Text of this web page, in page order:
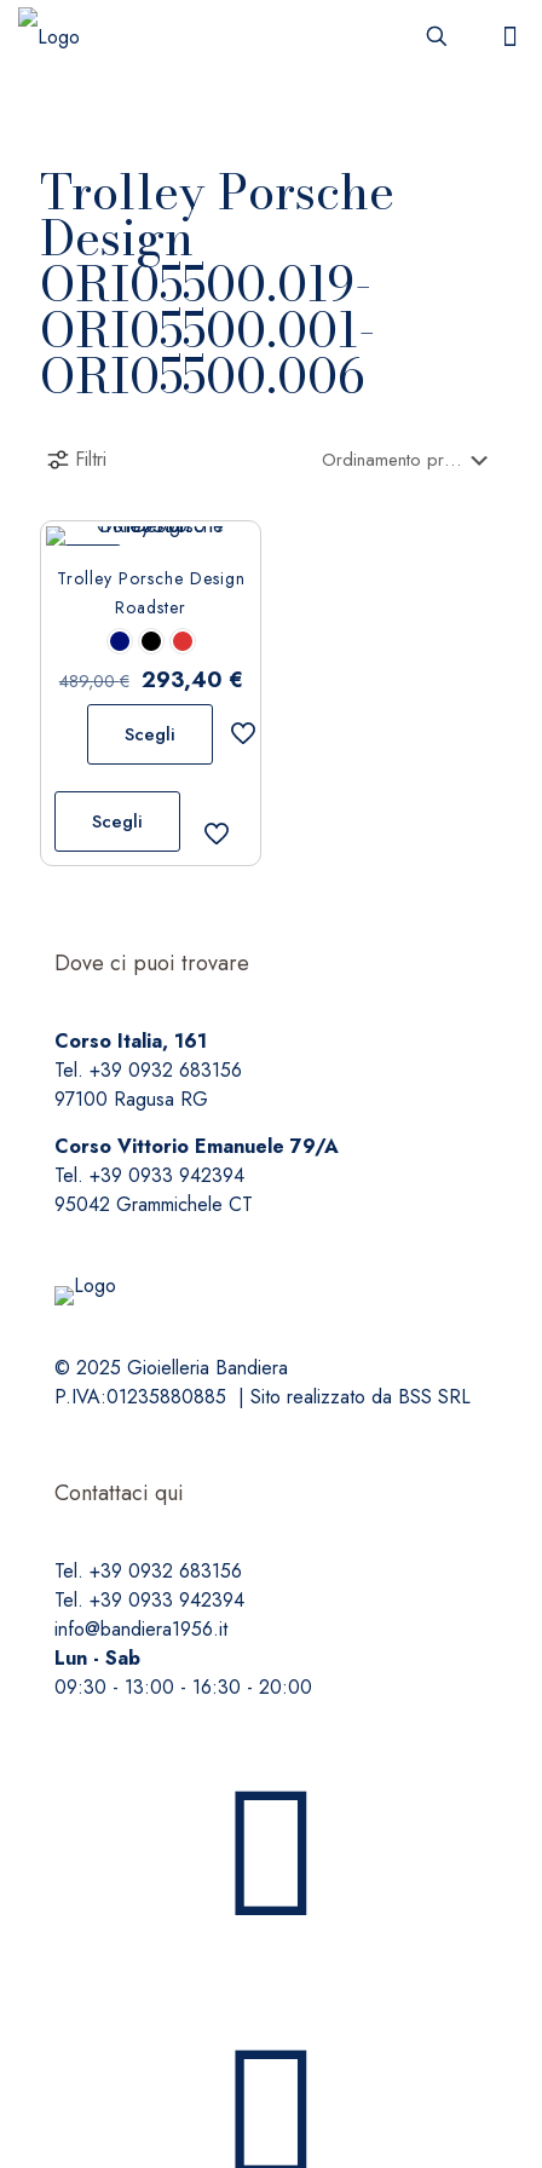
Trolley Porsche
Design
ORI05500.019-
ORI05500.001-
ORI05500.006
Filtri
Trolley Porsche Design
Roadster
489,00€ Il
prezzo
originale
era:
489,00 €.
293,40 €Il
attuale
Scegli
Scegli
più
opzioni
scelte
nella
pagina
del
prodotto
Dove ci puoi trovare
Corso Italia, 161
Tel. +39 0932 683156
97100 Ragusa RG
Corso Vittorio Emanuele 79/A
Tel. +39 0933 942394
95042 Grammichele CT
© 2025 Gioielleria Bandiera
P.IVA:01235880885 | Sito realizzato da BSS SRL
Contattaci qui
Tel. +39 0932 683156
Tel. +39 0933 942394
info@bandiera1956.it
Lun - Sab
09:30 - 13:00 - 16:30 - 20:00